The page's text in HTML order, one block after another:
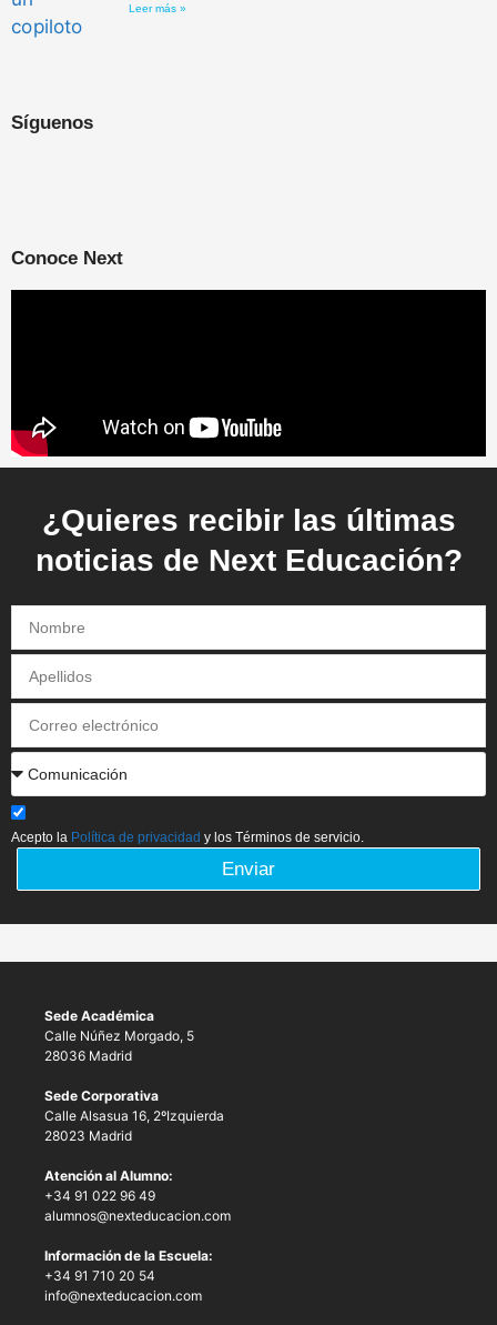
Leer más »
Síguenos
Conoce Next
¿Quieres recibir las últimas
noticias de Next Educación?
Acepto la Política de privacidad y los Términos de servicio.
Enviar
Sede Académica
Calle Núñez Morgado, 5
28036 Madrid
Sede Corporativa
Calle Alsasua 16, 2ºIzquierda
28023 Madrid
Atención al Alumno:
+34 91 022 96 49
alumnos@nexteducacion.com
Información de la Escuela:
+34 91 710 20 54
info@nexteducacion.com